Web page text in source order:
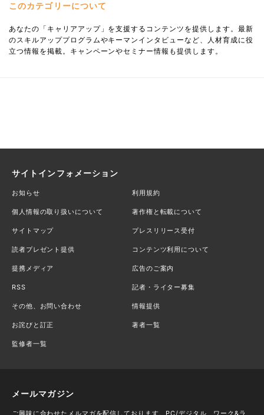
このカテゴリーについて
あなたの「キャリアアップ」を支援するコンテンツを提供します。最新
のスキルアッププログラムやキーマンインタビューなど、人材育成に役
立つ情報を掲載。キャンペーンやセミナー情報も提供します。
サイトインフォメーション
お知らせ 利用規約
個人情報の取り扱いについて 著作権と転載について
サイトマップ プレスリリース受付
読者プレゼント提供 コンテンツ利用について
提携メディア 広告のご案内
RSS 記者・ライター募集
その他、お問い合わせ 情報提供
お詫びと訂正 著者一覧
監修者一覧
メールマガジン